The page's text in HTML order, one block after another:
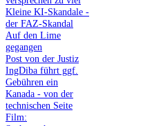
Kleine KI-Skandale -
der FAZ-Skandal
Auf den Lime
gegangen
Post von der Justiz
IngDiba führt ggf.
Gebühren ein
Kanada - von der
technischen Seite
Film: